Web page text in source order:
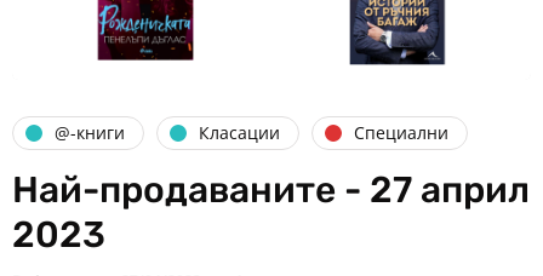
@-книги Класации Специални
Най-продаваните - 27 април
2023